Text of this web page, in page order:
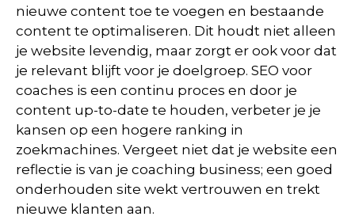
nieuwe content toe te voegen en bestaande
content te optimaliseren. Dit houdt niet alleen
je website levendig, maar zorgt er ook voor dat
je relevant blijft voor je doelgroep. SEO voor
coaches is een continu proces en door je
content up-to-date te houden, verbeter je je
kansen op een hogere ranking in
zoekmachines. Vergeet niet dat je website een
reflectie is van je coaching business; een goed
onderhouden site wekt vertrouwen en trekt
nieuwe klanten aan.